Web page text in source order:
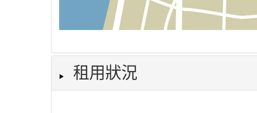
租用狀況